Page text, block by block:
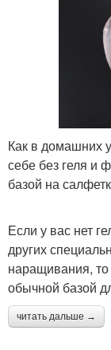
Как в домашних
себе без геля и
базой на
Если у вас нет
других
наращивания,
обычной базой
читать дальше →